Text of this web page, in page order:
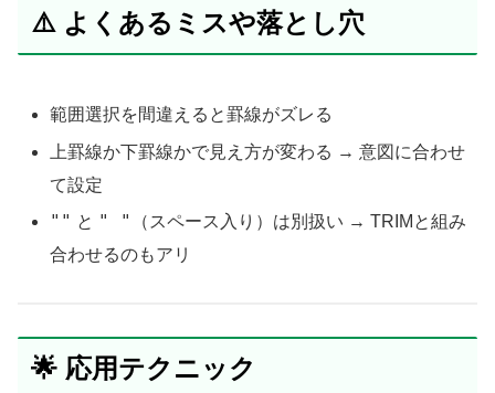
⚠️ よくあるミスや落とし穴
範囲選択を間違えると罫線がズレる
上罫線か下罫線かで見え方が変わる → 意図に合わせ
て設定
"" と " "
（スペース入り）は別扱い → TRIMと組み
合わせるのもアリ
🌟 応用テクニック